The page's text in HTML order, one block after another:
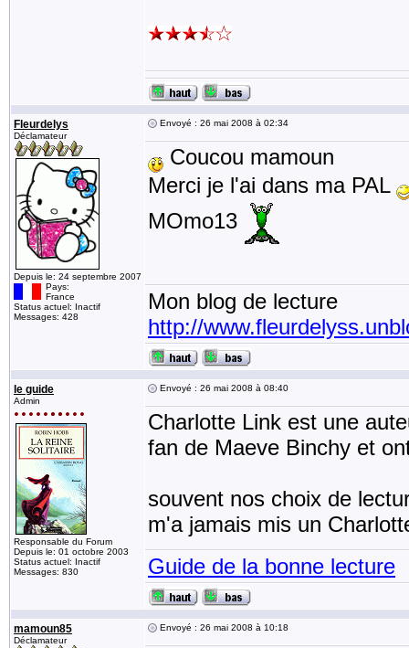
Fleurdelys
Déclamateur
Depuis le: 24 septembre 2007
Pays:
France
Status actuel: Inactif
Messages: 428
Envoyé : 26 mai 2008 à 02:34
Coucou mamoun
Merci je l'ai dans ma PAL
MOmo13
Mon blog de lecture
http://
le guide
Admin
Responsable du Forum
Depuis le: 01 octobre 2003
Status actuel: Inactif
Messages: 830
Envoyé : 26 mai 2008 à 08:40
Charlotte Link est une
fan de Maeve Binchy et
souvent nos choix de
m'a jamais mis un
Guide de la bonne lecture
mamoun85
Déclamateur
Envoyé : 26 mai 2008 à 10:18